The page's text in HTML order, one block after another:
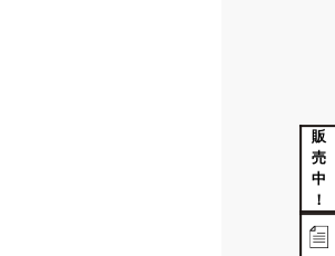
販
売
中
！